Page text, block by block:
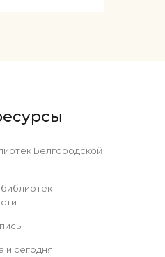
Белгородской
и сегодня